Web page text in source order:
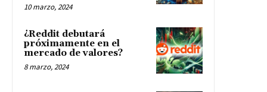
10 marzo, 2024
¿Reddit debutará
próximamente en el
mercado de valores?
8 marzo, 2024